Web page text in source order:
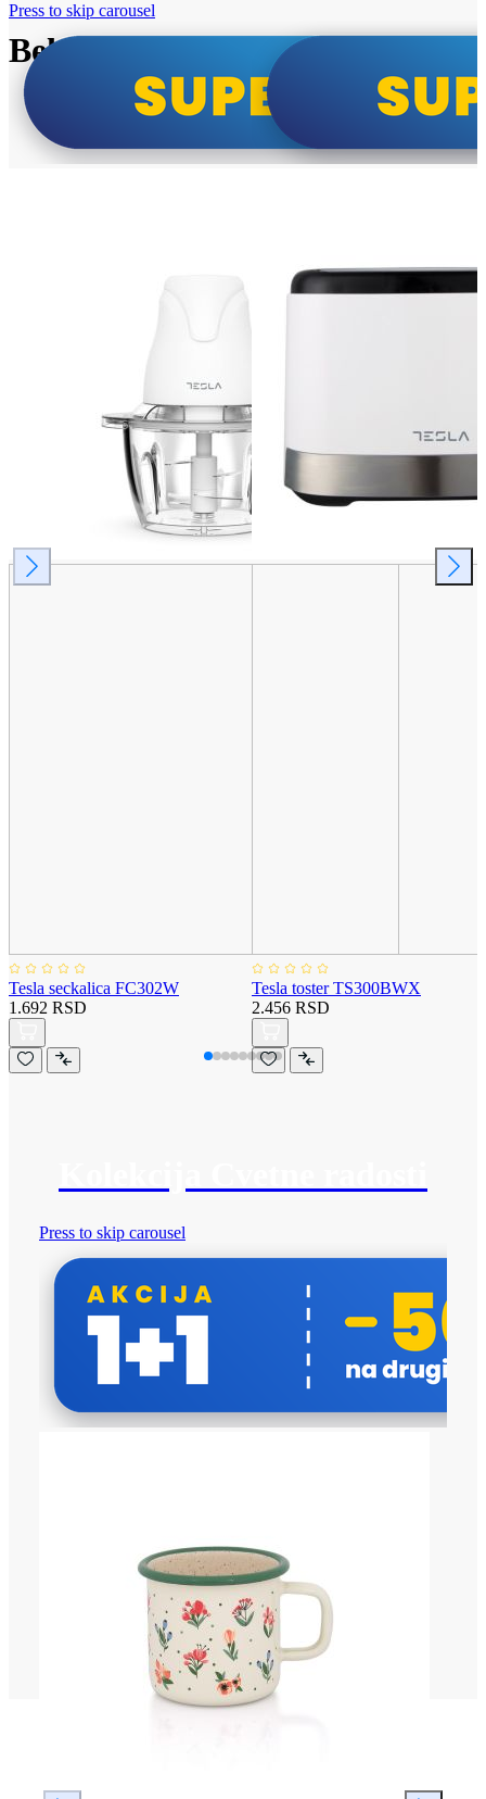
Beko i Tesla super cene
Press to skip carousel
Tesla seckalica FC302W
1.692 RSD
Tesla toster TS300BWX
2.456 RSD
Press to skip carousel